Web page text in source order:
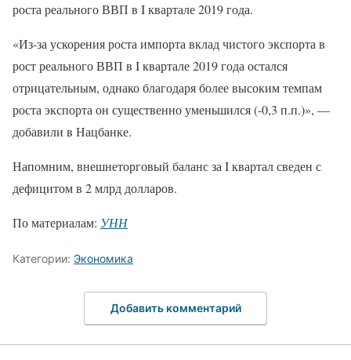
роста реального ВВП в I квартале 2019 года.
«Из-за ускорения роста импорта вклад чистого экспорта в
рост реального ВВП в I квартале 2019 года остался
отрицательным, однако благодаря более высоким темпам
роста экспорта он существенно уменьшился (-0,3 п.п.)», —
добавили в Нацбанке.
Напомним, внешнеторговый баланс за I квартал сведен с
дефицитом в 2 млрд долларов.
По материалам: УНН
Категории: Экономика
Добавить комментарий